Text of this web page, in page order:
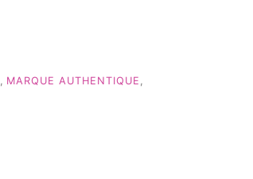
, MARQUE AUTHENTIQUE ,